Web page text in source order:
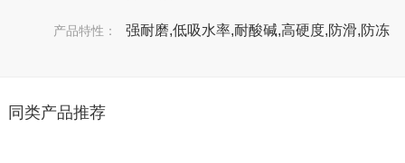
产品特性： 强耐磨,低吸水率,耐酸碱,高硬度,防滑,防冻
同类产品推荐